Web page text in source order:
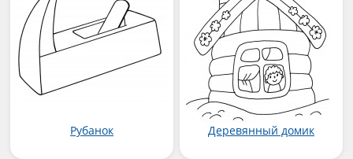
Рубанок Деревянный домик